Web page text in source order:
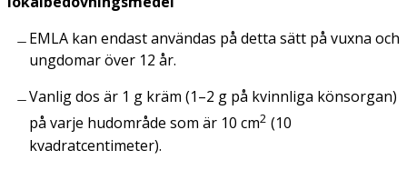
EMLA kan endast användas på detta sätt på vuxna och
ungdomar över 12 år.
Vanlig dos är 1 g kräm (1–2 g på kvinnliga könsorgan)
på varje hudområde som är 10 cm2 (10
kvadratcentimeter).